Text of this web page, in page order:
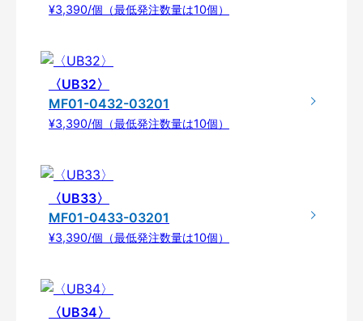
¥3,390/個（最低発注数量は10個）
〈UB32〉
MF01-0432-03201
¥3,390/個（最低発注数量は10個）
〈UB33〉
MF01-0433-03201
¥3,390/個（最低発注数量は10個）
〈UB34〉